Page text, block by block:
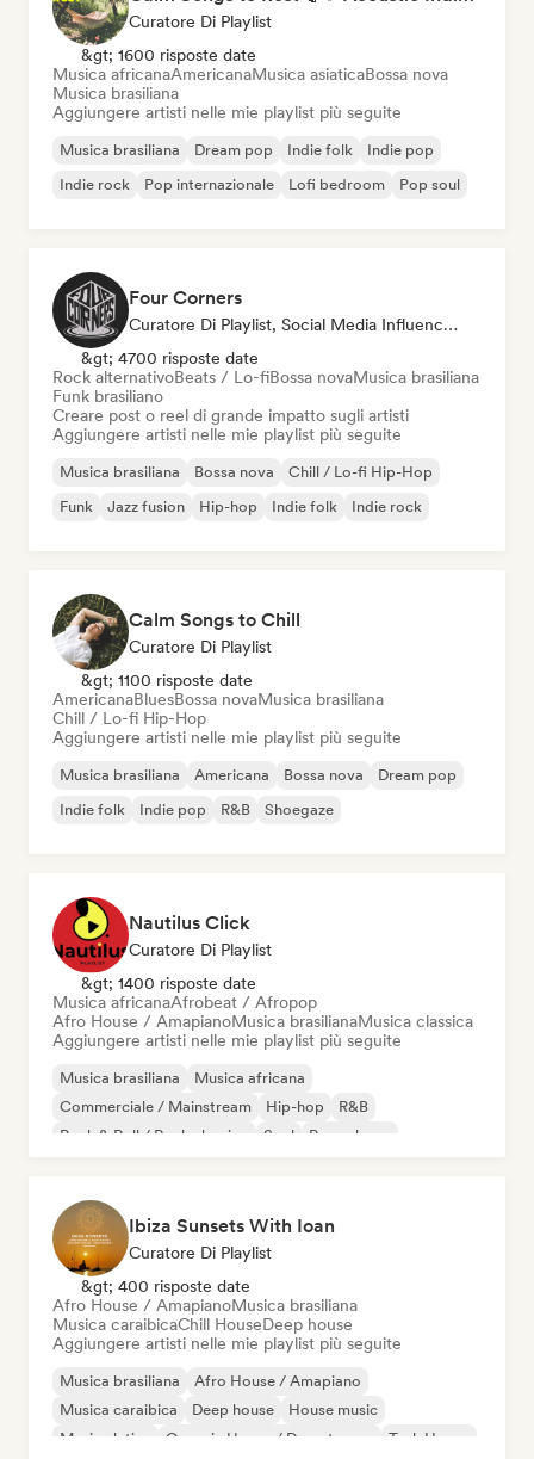
Curatore Di Playlist
&gt; 1600 risposte date
Musica africanaAmericanaMusica asiaticaBossa nova
Musica brasiliana
Aggiungere artisti nelle mie playlist più seguite
Musica brasiliana Dream pop Indie folk
Indie pop
Indie rock
Pop internazionale Lofi bedroom Pop soul
Four Corners
Curatore Di Playlist, Social Media Influencer
&gt; 4700 risposte date
Rock alternativoBeats / Lo-fiBossa novaMusica brasiliana
Funk brasiliano
Creare post o reel di grande impatto sugli artisti
Aggiungere artisti nelle mie playlist più seguite
Musica brasiliana Bossa nova
Chill / Lo-fi Hip-Hop
Funk
Jazz fusion Hip-hop Indie folk Indie rock
Calm Songs to Chill
Curatore Di Playlist
&gt; 1100 risposte date
AmericanaBluesBossa novaMusica brasiliana
Chill / Lo-fi Hip-Hop
Aggiungere artisti nelle mie playlist più seguite
Musica brasiliana Americana Bossa nova
Dream pop
Indie folk
Indie pop R&B Shoegaze
Nautilus Click
Curatore Di Playlist
&gt; 1400 risposte date
Musica africanaAfrobeat / Afropop
Afro House / AmapianoMusica brasilianaMusica classica
Aggiungere artisti nelle mie playlist più seguite
Musica brasiliana
Musica africana
Commerciale / Mainstream
Hip-hop
R&B
Rock & Roll / Rock classico
Soul Pop urbano
Ibiza Sunsets With Ioan
Curatore Di Playlist
&gt; 400 risposte date
Afro House / AmapianoMusica brasiliana
Musica caraibicaChill HouseDeep house
Aggiungere artisti nelle mie playlist più seguite
Musica brasiliana
Afro House / Amapiano
Musica caraibica
Deep house
House music
Musica latina
Organic House / Downtempo Tech House